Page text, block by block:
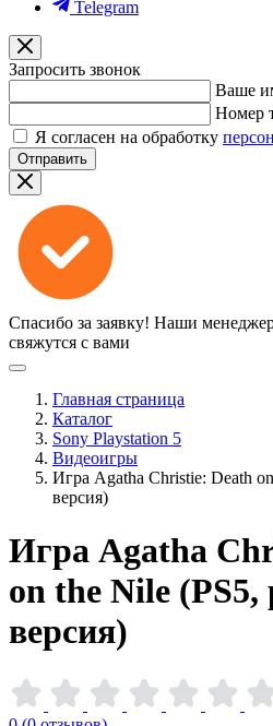
Telegram
Запросить звонок
Ваше
Номер
Я согласен на обработку
Отправить
Спасибо за заявку! Наши
свяжутся с вами
Главная страница
Каталог
Sony Playstation 5
Видеоигры
Игра Agatha Christie: Death
версия)
Игра Agatha
on the Nile (PS5,
версия)